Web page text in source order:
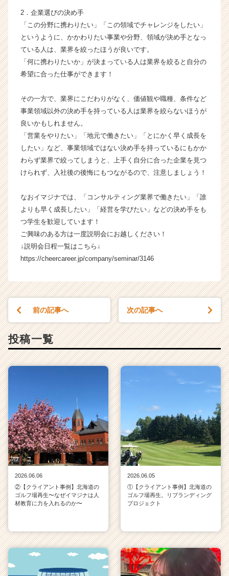
e
e
a
e
r）
2．企業選びの決め手
「この分野に携わりたい」「この領域でチャレンジをしたい」
というように、かかわりたい事業や分野、領域が決め手となっ
ている人は、業界を絞ったほうが良いです。
「何に携わりたいか」が決まっている人は業界を絞ると自分の
希望に合った仕事ができます！
その一方で、業界にこだわりがなく、価値観や職種、条件など
事業領域以外の決め手を持っている人は業界を絞らないほうが
良いかもしれません。
「営業をやりたい」「地元で働きたい」「とにかく早く成長を
したい」など、事業領域ではない決め手を持っているにもかか
わらず業界で絞ってしまうと、上手く自分に合った企業を見つ
けられず、入社後の後悔にもつながるので、注意しましょう！
なおイマジナでは、「コンサルティング業界で働きたい」「誰
よりも早く成長したい」「経営を学びたい」などの決め手をも
つ学生を歓迎しています！
ご興味のある方は一度説明会にお越しください！
↓説明会日程一覧はこちら↓
https://cheercareer.jp/company/seminar/3146
前の記事へ 次の記事へ
投稿一覧
2026.06.06
②【クライアント事例】北海道の
ゴルフ場再生〜なぜイマジナは人
材教育に力を入れるのか〜
2026.06.05
①【クライアント事例】北海道の
ゴルフ場再生。リブランディング
プロジェクト